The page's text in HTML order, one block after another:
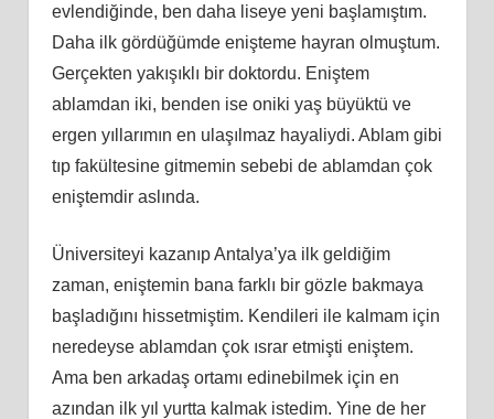
evlendiğinde, ben daha liseye yeni başlamıştım.
Daha ilk gördüğümde enişteme hayran olmuştum.
Gerçekten yakışıklı bir doktordu. Eniştem
ablamdan iki, benden ise oniki yaş büyüktü ve
ergen yıllarımın en ulaşılmaz hayaliydi. Ablam gibi
tıp fakültesine gitmemin sebebi de ablamdan çok
eniştemdir aslında.
Üniversiteyi kazanıp Antalya’ya ilk geldiğim
zaman, eniştemin bana farklı bir gözle bakmaya
başladığını hissetmiştim. Kendileri ile kalmam için
neredeyse ablamdan çok ısrar etmişti eniştem.
Ama ben arkadaş ortamı edinebilmek için en
azından ilk yıl yurtta kalmak istedim. Yine de her